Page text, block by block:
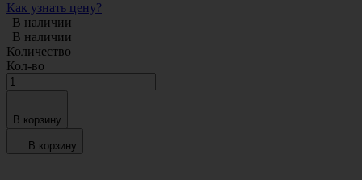
Как узнать цену?
В наличии
В наличии
Количество
Кол-во
В корзину
В корзину